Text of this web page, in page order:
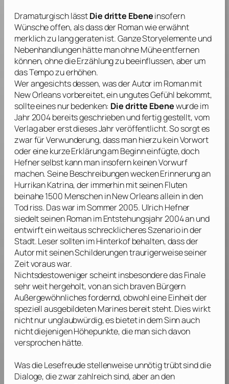
Dramaturgisch lässtDie dritte Ebeneinsofern
Wünsche offen, als dass der Roman wie erwähnt
merklich zu lang geraten ist. Ganze Storyelemente und
Nebenhandlungen hätte man ohne Mühe entfernen
können, ohne die Erzählung zu beeinflussen, aber um
das Tempo zu erhöhen.
Wer angesichts dessen, was der Autor im Roman mit
New Orleans vorbereitet, ein ungutes Gefühl bekommt,
sollte eines nur bedenken: Die dritte Ebenewurde im
Jahr 2004 bereits geschrieben und fertig gestellt, vom
Verlag aber erst dieses Jahr veröffentlicht. So sorgt es
zwar für Verwunderung, dass man hierzu kein Vorwort
oder eine kurze Erklärung am Beginn einfügte, doch
Hefnerselbst kann man insofern keinen Vorwurf
machen. Seine Beschreibungen wecken Erinnerung an
HurrikanKatrina, der immerhin mit seinen Fluten
beinahe 1500 Menschen in New Orleans allein in den
Tod riss. Das war im Sommer 2005. Ulrich Hefner
siedelt seinen Roman im Entstehungsjahr 2004 an und
entwirft ein weitaus schrecklicheres Szenario in der
Stadt. Leser sollten im Hinterkof behalten, dass der
Autor mit seinen Schilderungen traurigerweise seiner
Zeit voraus war.
Nichtsdestoweniger scheint insbesondere das Finale
sehr weit hergeholt, von an sich braven Bürgern
Außergewöhnliches fordernd, obwohl eine Einheit der
speziell ausgebildeten Marines bereit steht. Dies wirkt
nicht nur unglaubwürdig, es bietet in dem Sinn auch
nicht diejenigen Höhepunkte, die man sich davon
versprochen hätte.
Was die Lesefreude stellenweise unnötig trübt sind die
Dialoge, die zwar zahlreich sind, aber an den